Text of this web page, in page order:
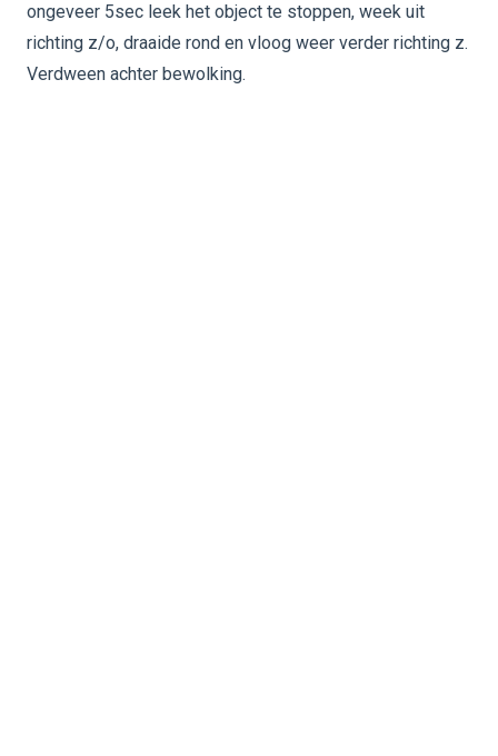
ongeveer 5sec leek het object te stoppen, week uit
richting z/o, draaide rond en vloog weer verder richting z.
Verdween achter bewolking.